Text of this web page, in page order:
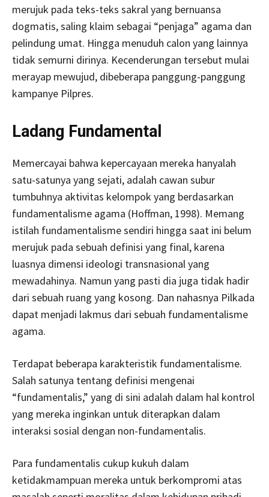
merujuk pada teks-teks sakral yang bernuansa
dogmatis, saling klaim sebagai “penjaga” agama dan
pelindung umat. Hingga menuduh calon yang lainnya
tidak semurni dirinya. Kecenderungan tersebut mulai
merayap mewujud, dibeberapa panggung-panggung
kampanye Pilpres.
Ladang Fundamental
Memercayai bahwa kepercayaan mereka hanyalah
satu-satunya yang sejati, adalah cawan subur
tumbuhnya aktivitas kelompok yang berdasarkan
fundamentalisme agama (Hoffman, 1998). Memang
istilah fundamentalisme sendiri hingga saat ini belum
merujuk pada sebuah definisi yang final, karena
luasnya dimensi ideologi transnasional yang
mewadahinya. Namun yang pasti dia juga tidak hadir
dari sebuah ruang yang kosong. Dan nahasnya Pilkada
dapat menjadi lakmus dari sebuah fundamentalisme
agama.
Terdapat beberapa karakteristik fundamentalisme.
Salah satunya tentang definisi mengenai
“fundamentalis,” yang di sini adalah dalam hal kontrol
yang mereka inginkan untuk diterapkan dalam
interaksi sosial dengan non-fundamentalis.
Para fundamentalis cukup kukuh dalam
ketidakmampuan mereka untuk berkompromi atas